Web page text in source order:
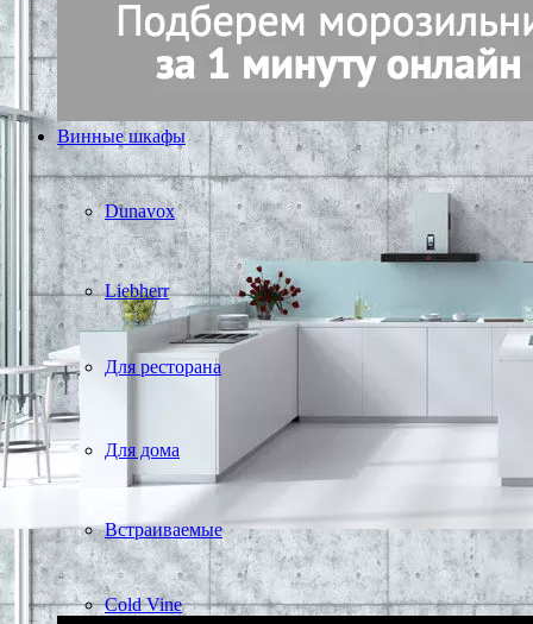
Винные шкафы
Dunavox
Liebherr
Для ресторана
Для дома
Встраиваемые
Cold Vine